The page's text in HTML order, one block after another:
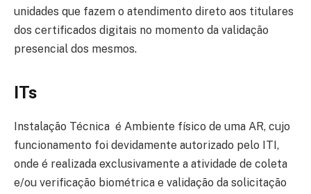
unidades que fazem o atendimento direto aos titulares
dos certificados digitais no momento da validação
presencial dos mesmos.
ITs
Instalação Técnica é Ambiente físico de uma AR, cujo
funcionamento foi devidamente autorizado pelo ITI,
onde é realizada exclusivamente a atividade de coleta
e/ou verificação biométrica e validação da solicitação